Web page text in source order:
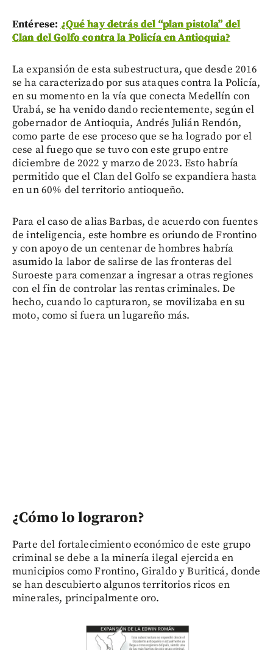
Entérese: ¿Qué hay detrás del “plan pistola” del
Clan del Golfo contra la Policía en Antioquia?
La expansión de esta subestructura, que desde 2016
se ha caracterizado por sus ataques contra la Policía,
en su momento en la vía que conecta Medellín con
Urabá, se ha venido dando recientemente, según el
gobernador de Antioquia, Andrés Julián Rendón,
como parte de ese proceso que se ha logrado por el
cese al fuego que se tuvo con este grupo entre
diciembre de 2022 y marzo de 2023. Esto habría
permitido que el Clan del Golfo se expandiera hasta
en un 60% del territorio antioqueño.
Para el caso de alias Barbas, de acuerdo con fuentes
de inteligencia, este hombre es oriundo de Frontino
y con apoyo de un centenar de hombres habría
asumido la labor de salirse de las fronteras del
Suroeste para comenzar a ingresar a otras regiones
con el fin de controlar las rentas criminales. De
hecho, cuando lo capturaron, se movilizaba en su
moto, como si fuera un lugareño más.
¿Cómo lo lograron?
Parte del fortalecimiento económico de este grupo
criminal se debe a la minería ilegal ejercida en
municipios como Frontino, Giraldo y Buriticá, donde
se han descubierto algunos territorios ricos en
minerales, principalmente oro.